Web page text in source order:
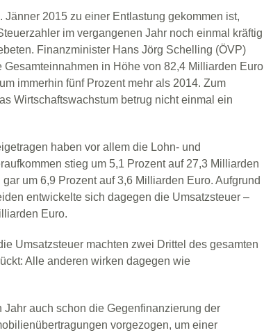
Jänner 2015 zu einer Entlastung gekommen ist,
im vergangenen Jahr noch einmal kräftig
Finanzminister Hans Jörg Schelling (ÖVP)
Gesamteinnahmen in Höhe von 82,4 Milliarden Euro
immerhin fünf Prozent mehr als 2014. Zum
Wirtschaftswachstum betrug nicht einmal ein
haben vor allem die Lohn- und
stieg um 5,1 Prozent auf 27,3 Milliarden
um 6,9 Prozent auf 3,6 Milliarden Euro. Aufgrund
entwickelte sich dagegen die Umsatzsteuer –
Euro.
Umsatzsteuer machten zwei Drittel des gesamten
Alle anderen wirken dagegen wie
auch schon die Gegenfinanzierung der
vorgezogen, um einer